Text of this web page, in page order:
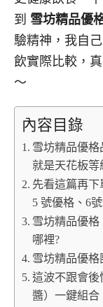
到 雪坊精品優
驗精神，我自
飲實際比較，
～
內容目錄
雪坊精品優
就是天花板
先看這篇再
5 號優格、6
雪坊精品優
哪裡?
雪坊精品優格
這波不跟會後
醬）一鍵組合